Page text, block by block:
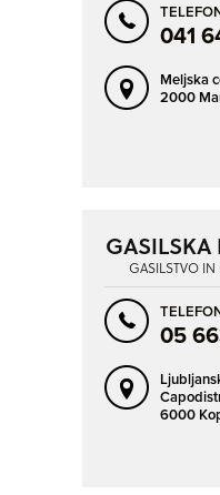
041
Meljska
2000
GASILSKA
GASILSTVO IN
05
6000